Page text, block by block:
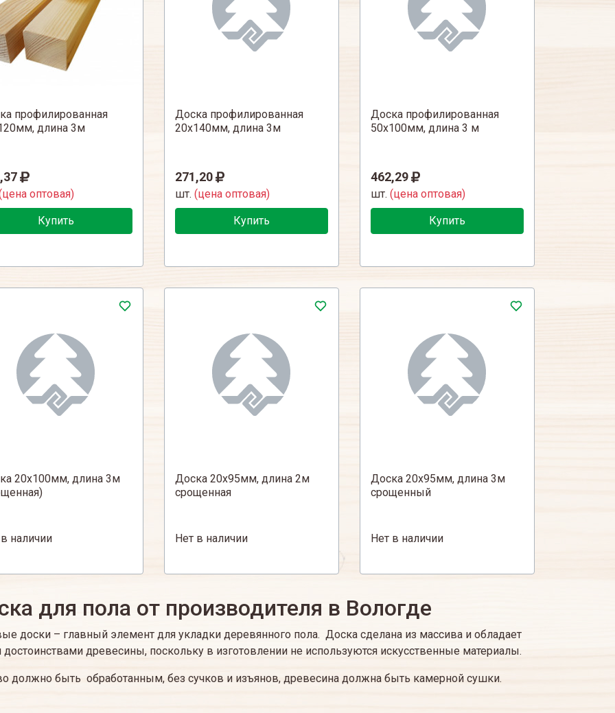
профилированная
длина 3м
оптовая)
Купить
Доска профилированная
20х140мм, длина 3м
271,20
шт. (цена оптовая)
Купить
Доска профилированная
50х100мм, длина 3 м
462,29
шт. (цена оптовая)
Купить
20х100мм, длина 3м
наличии
Доска 20х95мм, длина 2м
срощенная
Нет в наличии
Доска 20х95мм, длина 3м
срощенный
Нет в наличии
для пола от производителя в Вологде
доски – главный элемент для укладки деревянного пола. Доска сделана из массива и обладает
древесины, поскольку в изготовлении не используются искусственные материалы.
должно быть обработанным, без сучков и изъянов, древесина должна быть камерной сушки.